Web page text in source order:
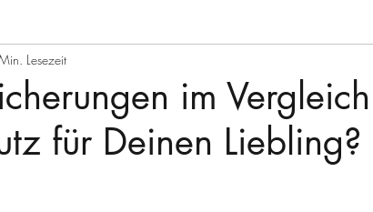
im
für Deinen Liebling?
Lesezeit